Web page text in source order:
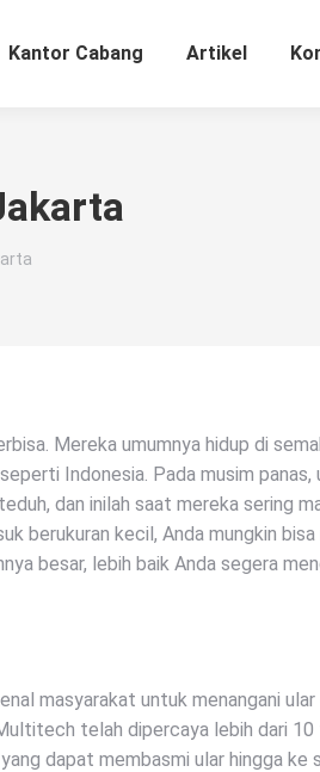
Kantor Cabang Artikel
Mereka umumnya hidup di
Indonesia. Pada musim panas,
dan inilah saat mereka sering
berukuran kecil, Anda mungkin bisa
besar, lebih baik Anda segera
masyarakat untuk menangani
telah dipercaya lebih dari 10
dapat membasmi ular hingga ke